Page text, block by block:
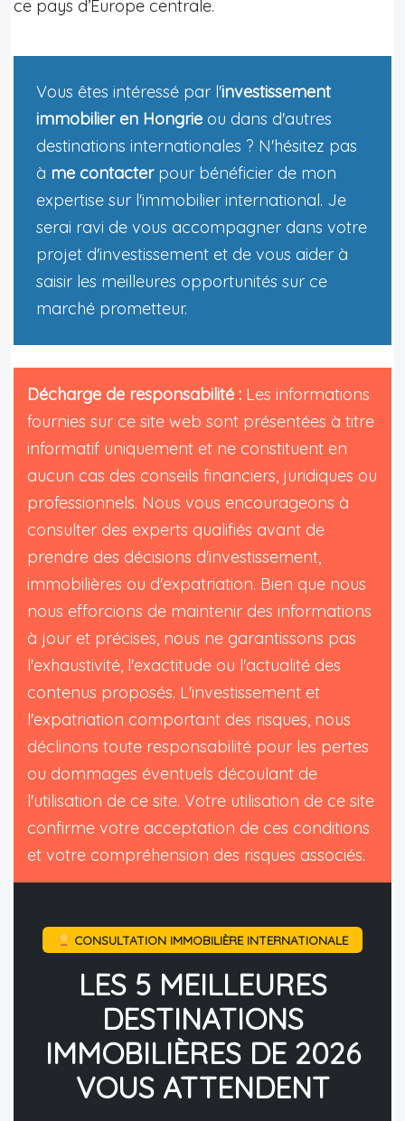
ce pays d’Europe centrale.
Vous êtes intéressé par l'investissement
immobilier en Hongrie ou dans d'autres
destinations internationales ? N'hésitez pas
à me contacterpour bénéficier de mon
expertise sur l'immobilier international. Je
serai ravi de vous accompagner dans votre
projet d'investissement et de vous aider à
saisir les meilleures opportunités sur ce
marché prometteur.
Décharge de responsabilité : Les informations
fournies sur ce site web sont présentées à titre
informatif uniquement et ne constituent en
aucun cas des conseils financiers, juridiques ou
professionnels. Nous vous encourageons à
consulter des experts qualifiés avant de
prendre des décisions d'investissement,
immobilières ou d'expatriation. Bien que nous
nous efforcions de maintenir des informations
à jour et précises, nous ne garantissons pas
l'exhaustivité, l'exactitude ou l'actualité des
contenus proposés. L'investissement et
l'expatriation comportant des risques, nous
déclinons toute responsabilité pour les pertes
ou dommages éventuels découlant de
l'utilisation de ce site. Votre utilisation de ce site
confirme votre acceptation de ces conditions
et votre compréhension des risques associés.
CONSULTATION IMMOBILIÈRE INTERNATIONALE
LES 5 MEILLEURES
DESTINATIONS
IMMOBILIÈRES DE 2026
VOUS ATTENDENT